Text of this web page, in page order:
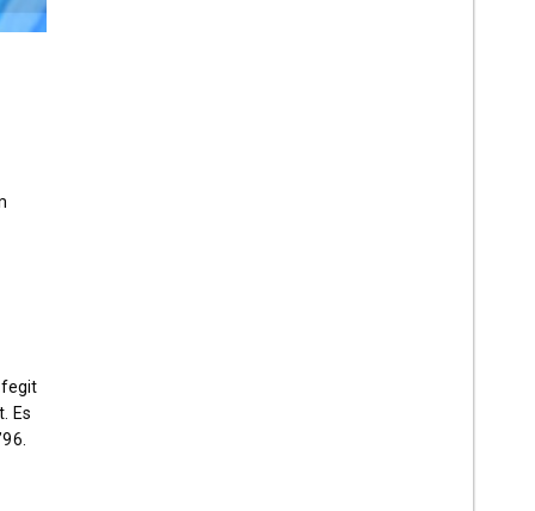
Es